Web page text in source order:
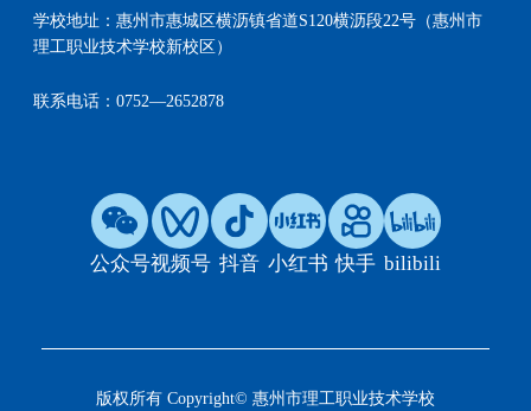
学校地址：惠州市惠城区横沥镇省道S120横沥段22号（惠州市
理工职业技术学校新校区）
联系电话：0752—2652878
公众号视频号 抖音 小红书 快手 bilibili
版权所有 Copyright© 惠州市理工职业技术学校